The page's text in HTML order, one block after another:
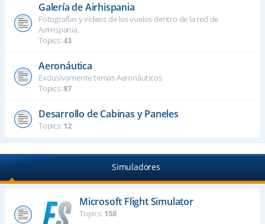
Galería de Airhispania
Fotografías y vídeos de los vuelos dentro de la red de
AirHispania.
Topics:43
Aeronáutica
Exclusivamente temas Aeronáuticos
Topics:87
Desarrollo de Cabinas y Paneles
Topics:12
Simuladores
Microsoft Flight Simulator
Topics:158